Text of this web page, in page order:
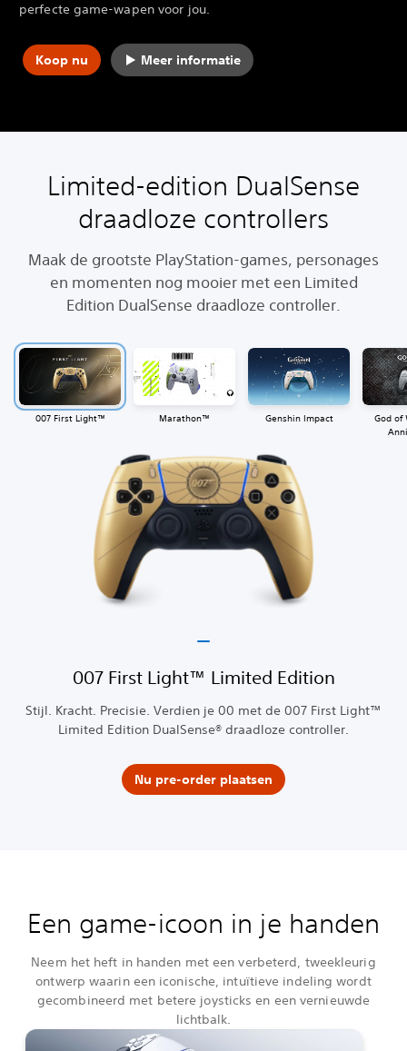
perfecte game-wapen voor jou.
Koop nu Meer informatie
Limited-edition DualSense
draadloze controllers
Maak de grootste PlayStation-games, personages
en momenten nog mooier met een Limited
Edition DualSense draadloze controller.
‎007 First Light™ Marathon™ Genshin Impact
God of
‎007 First Light™ Limited Edition
Stijl. Kracht. Precisie. Verdien je 00 met de 007 First Light™
Limited Edition DualSense® draadloze controller.
Nu pre-order plaatsen
Een game-icoon in je handen
Neem het heft in handen met een verbeterd, tweekleurig
ontwerp waarin een iconische, intuïtieve indeling wordt
gecombineerd met betere joysticks en een vernieuwde
lichtbalk.